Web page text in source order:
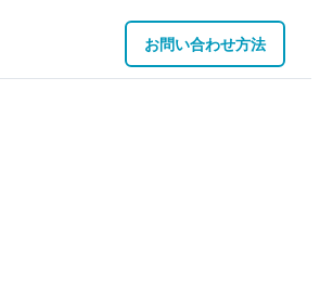
お問い合わせ方法